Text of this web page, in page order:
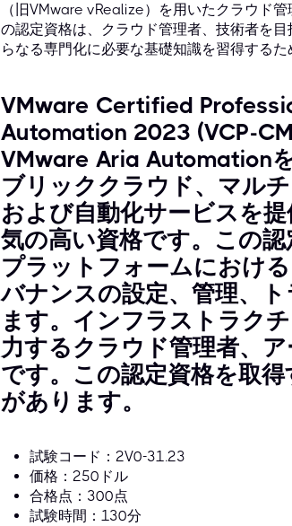
（旧VMware vRealize）を用いたクラウド
の認定資格は、クラウド管理者、技術者を
らなる専門化に必要な基礎知識を習得するた
VMware Certified
Automation 2023 (VCP-
VMware Aria Automation
ブリッククラウド、マル
および自動化サービスを
気の高い資格です。この
プラットフォームにおけ
バナンスの設定、管理、
ます。インフラストラク
力するクラウド管理者、
です。この認定資格を取
があります。
試験コード：2V0-31.23
価格：250ドル
合格点：300点
試験時間：130分